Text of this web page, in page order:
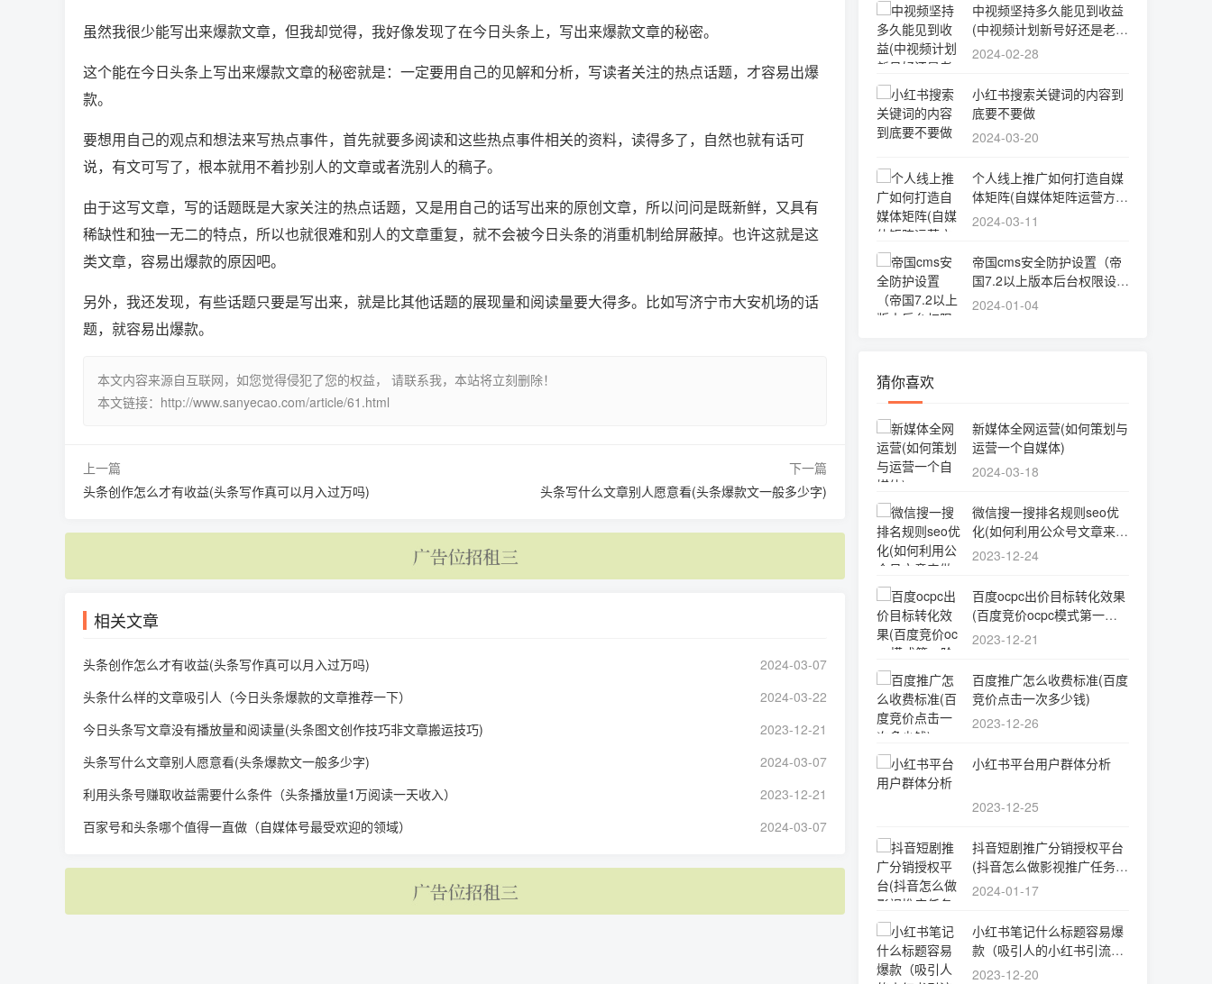
虽然我很少能写出来爆款文章，但我却觉得，我好像发现了在今日头条上，写出来爆款文章的秘密。
这个能在今日头条上写出来爆款文章的秘密就是：一定要用自己的见解和分析，写读者关注的热点话题，才容易出爆
款。
要想用自己的观点和想法来写热点事件，首先就要多阅读和这些热点事件相关的资料，读得多了，自然也就有话可
说，有文可写了，根本就用不着抄别人的文章或者洗别人的稿子。
由于这写文章，写的话题既是大家关注的热点话题，又是用自己的话写出来的原创文章，所以问问是既新鲜，又具有
稀缺性和独一无二的特点，所以也就很难和别人的文章重复，就不会被今日头条的消重机制给屏蔽掉。也许这就是这
类文章，容易出爆款的原因吧。
另外，我还发现，有些话题只要是写出来，就是比其他话题的展现量和阅读量要大得多。比如写济宁市大安机场的话
题，就容易出爆款。
本文内容来源自互联网，如您觉得侵犯了您的权益， 请联系我，本站将立刻删除！
本文链接：http://www.sanyecao.com/article/61.html
上一篇
头条创作怎么才有收益(头条写作真可以月入过万吗)
下一篇
头条写什么文章别人愿意看(头条爆款文一般多少字)
相关文章
头条创作怎么才有收益(头条写作真可以月入过万吗)
2024-03-07
头条什么样的文章吸引人（今日头条爆款的文章推荐一下）
2024-03-22
今日头条写文章没有播放量和阅读量(头条图文创作技巧非文章搬运技巧)
2023-12-21
头条写什么文章别人愿意看(头条爆款文一般多少字)
2024-03-07
利用头条号赚取收益需要什么条件（头条播放量1万阅读一天收入）
2023-12-21
百家号和头条哪个值得一直做（自媒体号最受欢迎的领域）
2024-03-07
中视频坚持多久能见到收益
(中视频计划新号好还是老号
好)
2024-02-28
小红书搜索关键词的内容到
底要不要做
2024-03-20
个人线上推广如何打造自媒
体矩阵(自媒体矩阵运营方案
5步骤)
2024-03-11
帝国cms安全防护设置（帝
国7.2以上版本后台权限设置
手册）
2024-01-04
猜你喜欢
新媒体全网运营(如何策划与
运营一个自媒体)
2024-03-18
微信搜一搜排名规则seo优
化(如何利用公众号文章来做
搜一搜流量)
2023-12-24
百度ocpc出价目标转化效果
(百度竞价ocpc模式第一阶
段投放策略)
2023-12-21
百度推广怎么收费标准(百度
竞价点击一次多少钱)
2023-12-26
小红书平台用户群体分析
2023-12-25
抖音短剧推广分销授权平台
(抖音怎么做影视推广任务完
整流程)
2024-01-17
小红书笔记什么标题容易爆
款（吸引人的小红书引流种
草文案）
2023-12-20